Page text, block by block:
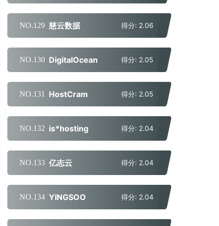
NO.129 慈云数据 得分: 2.06
NO.130 DigitalOcean 得分: 2.05
NO.131 HostCram 得分: 2.05
NO.132 is*hosting 得分: 2.04
NO.133 亿志云 得分: 2.04
NO.134 YINGSOO 得分: 2.04